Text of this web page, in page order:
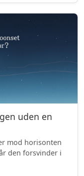
uden en
mod horisonten
den forsvinder i